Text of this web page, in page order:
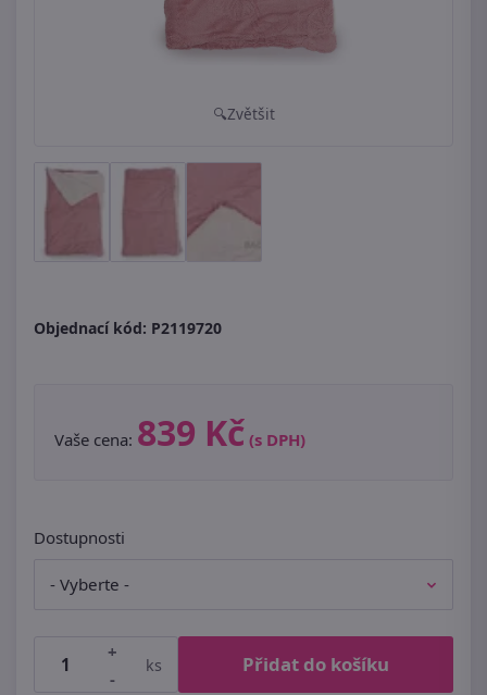
Zvětšit
Objednací kód: P2119720
Vaše cena: 839 Kč (s DPH)
Dostupnosti
+
-
ks Přidat do košíku